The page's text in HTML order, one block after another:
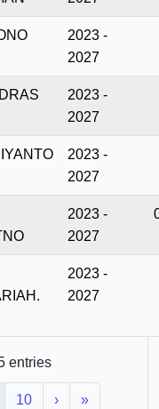
2023 -
2027
2023 -
2027
2023 -
2027
2023 -
2027
2023 -
2027
entries
10 › »